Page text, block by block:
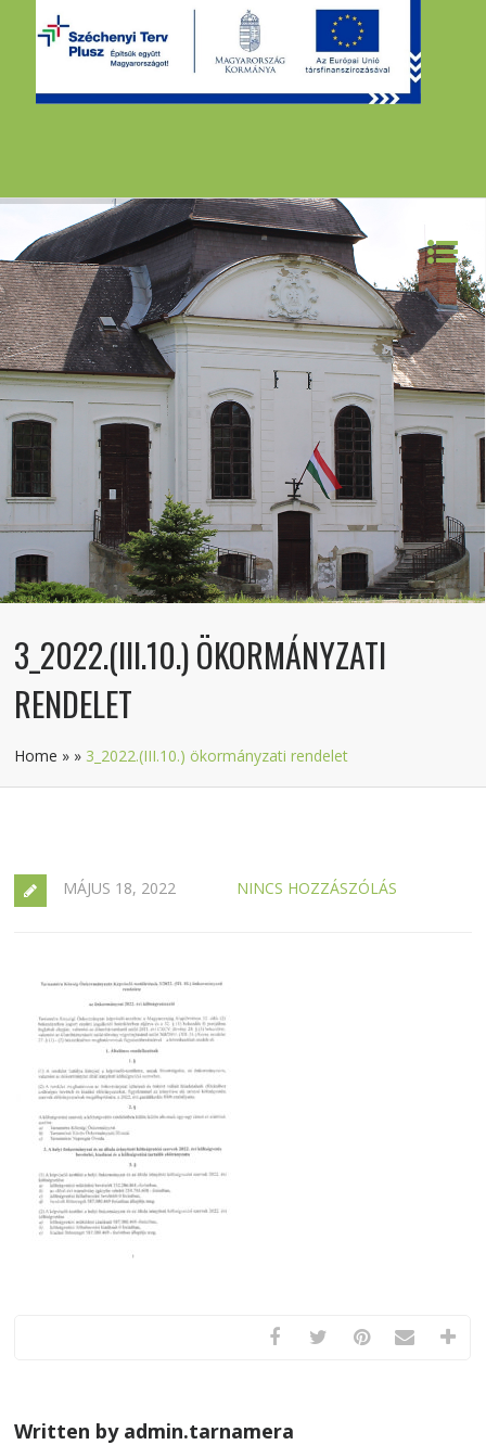
3_2022.(III.10.) ÖKORMÁNYZATI
RENDELET
Home » » 3_2022.(III.10.) ökormányzati rendelet
MÁJUS 18, 2022 NINCS HOZZÁSZÓLÁS
Written by admin.tarnamera